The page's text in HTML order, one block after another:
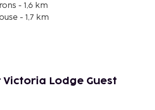
- 1,6 km
- 1,7 km
- 1,9 km
- 2 km
Victoria Lodge Guest